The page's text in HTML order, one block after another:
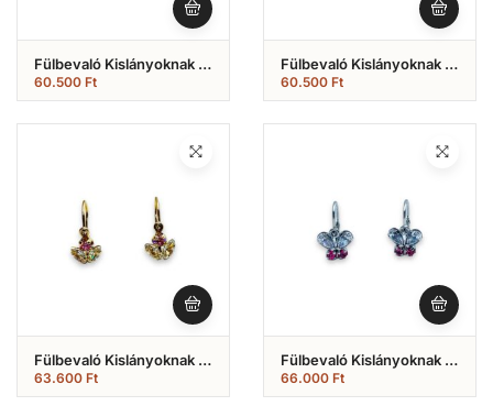
Fülbevaló Kislányoknak ,
Fehér Köves Pillangós
Modell (Nr.59)
60.500 Ft
Fülbevaló Kislányoknak ,
4 Köves Bedugós Modell
( Nr.58)
60.500 Ft
Fülbevaló Kislányoknak ,
Fehér És Rózsaszín Köves
Modell (Nr.57)
63.600 Ft
Fülbevaló Kislányoknak ,
Pillangós , Fehér Arany
Modell (Nr.56)
66.000 Ft